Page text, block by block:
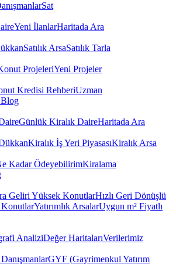
Sat
Yeni İlanlarHaritada Ara
Satılık ArsaSatılık Tarla
ProjeleriYeni Projeler
Kredisi RehberiUzman
Günlük Kiralık DaireHaritada Ara
Kiralık İş Yeri PiyasasıKiralık Arsa
Kadar ÖdeyebilirimKiralama
Geliri Yüksek KonutlarHızlı Geri Dönüşlü
KonutlarYatırımlık ArsalarUygun m² Fiyatlı
AnaliziDeğer HaritalarıVerilerimiz
GYF (Gayrimenkul Yatırım